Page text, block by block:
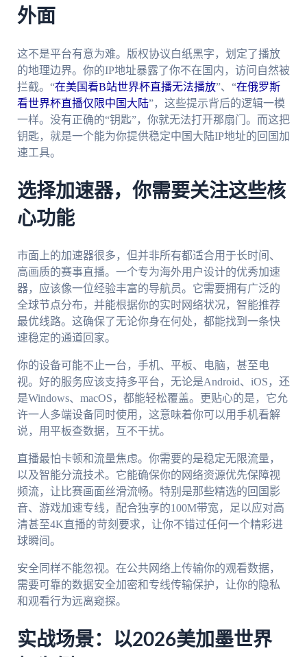
外面
这不是平台有意为难。版权协议白纸黑字，划定了播放
的地理边界。你的IP地址暴露了你不在国内，访问自然被
拦截。“在美国看B站世界杯直播无法播放”、“在俄罗斯
看世界杯直播仅限中国大陆”，这些提示背后的逻辑一模
一样。没有正确的“钥匙”，你就无法打开那扇门。而这把
钥匙，就是一个能为你提供稳定中国大陆IP地址的回国加
速工具。
选择加速器，你需要关注这些核
心功能
市面上的加速器很多，但并非所有都适合用于长时间、
高画质的赛事直播。一个专为海外用户设计的优秀加速
器，应该像一位经验丰富的导航员。它需要拥有广泛的
全球节点分布，并能根据你的实时网络状况，智能推荐
最优线路。这确保了无论你身在何处，都能找到一条快
速稳定的通道回家。
你的设备可能不止一台，手机、平板、电脑，甚至电
视。好的服务应该支持多平台，无论是Android、iOS，还
是Windows、macOS，都能轻松覆盖。更贴心的是，它允
许一人多端设备同时使用，这意味着你可以用手机看解
说，用平板查数据，互不干扰。
直播最怕卡顿和流量焦虑。你需要的是稳定无限流量，
以及智能分流技术。它能确保你的网络资源优先保障视
频流，让比赛画面丝滑流畅。特别是那些精选的回国影
音、游戏加速专线，配合独享的100M带宽，足以应对高
清甚至4K直播的苛刻要求，让你不错过任何一个精彩进
球瞬间。
安全同样不能忽视。在公共网络上传输你的观看数据，
需要可靠的数据安全加密和专线传输保护，让你的隐私
和观看行为远离窥探。
实战场景：以2026美加墨世界